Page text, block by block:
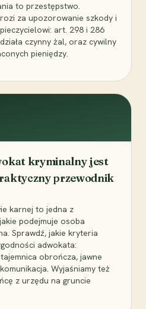
to przestępstwo.
za upozorowanie szkody i
art. 298 i 286
czynny żal, oraz cywilny
pieniędzy.
kryminalny jest
przewodnik
karnej to jedna z
podejmuje osoba
Sprawdź, jakie kryteria
adwokata:
obrończa, jawne
Wyjaśniamy też
z urzędu na gruncie